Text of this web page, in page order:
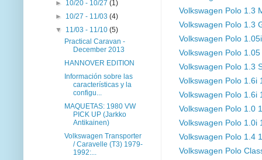
Volkswagen Polo 1.3
Volkswagen Polo 1.3
Volkswagen Polo
Volkswagen Polo
Volkswagen Polo 1.3
Volkswagen Polo 1.6i
Volkswagen Polo 1.6i
Volkswagen Polo 1.0
Volkswagen Polo 1.0i
Volkswagen Polo 1.4
Volkswagen Polo
► 10/20 - 10/27(1)
► 10/27 - 11/03(4)
▼ 11/03 - 11/10(5)
Practical Caravan -
December 2013
HANNOVER EDITION
Información sobre las
características y la
configu...
MAQUETAS: 1980 VW
PICK UP (Jarkko
Antikainen)
Volkswagen Transporter
/ Caravelle (T3) 1979-
1992:...